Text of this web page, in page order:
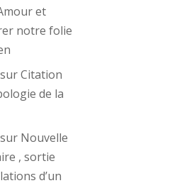
et
notre folie
surCitation
de la
sur Nouvelle
, sortie
d’un